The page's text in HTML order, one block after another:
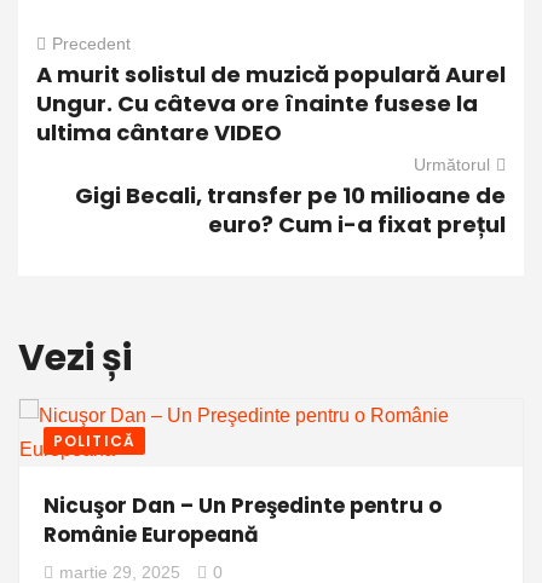
Precedent
A murit solistul de muzică populară Aurel
Ungur. Cu câteva ore înainte fusese la
ultima cântare VIDEO
Următorul
Gigi Becali, transfer pe 10 milioane de
euro? Cum i-a fixat prețul
Vezi și
POLITICĂ
Nicuşor Dan – Un Preşedinte pentru o
Românie Europeană
martie 29, 2025 0